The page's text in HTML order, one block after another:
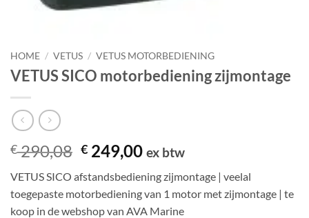
HOME / VETUS / VETUS MOTORBEDIENING
VETUS SICO motorbediening zijmontage
€290,08 Oorspronkelijke
was:
€ 290,08.
€ 249,00Huidige
is:
€ 249,00.
ex btw
VETUS SICO afstandsbediening zijmontage | veelal
toegepaste motorbediening van 1 motor met zijmontage | te
koop in de webshop van AVA Marine